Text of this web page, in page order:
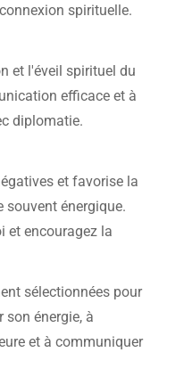
spirituelle.
et l'éveil spirituel du
efficace et à
diplomatie.
et favorise la
énergique.
et encouragez la
sélectionnées pour
son énergie, à
et à communiquer